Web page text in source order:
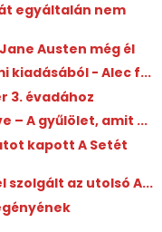
egyáltalán nem
Austen még él
kiadásából - Alec f...
3. évadához
– A gyűlölet, amit ...
kapott A Setét
szolgált az utolsó A...